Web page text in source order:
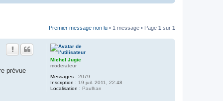
Premier message non lu • 1 message • Page 1 sur 1
Michel Jugie
moderateur
Messages : 2079
Inscription : 19 juil. 2011, 22:48
Localisation : Paulhan
prévue